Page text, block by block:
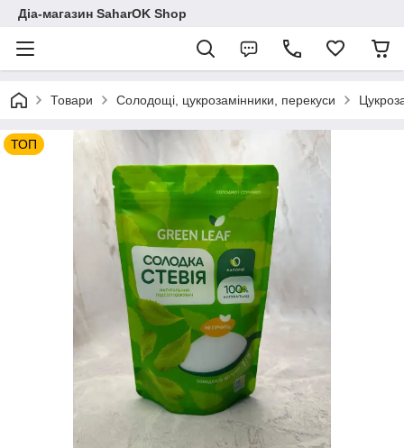
Діа-магазин SaharOK Shop
Товари Солодощі, цукрозамінники, перекуси
ТОП